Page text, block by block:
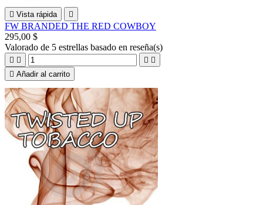
 Vista rápida 
FW BRANDED THE RED COWBOY
295,00 $
Valorado de 5 estrellas basado en reseña(s)
   
 Añadir al carrito